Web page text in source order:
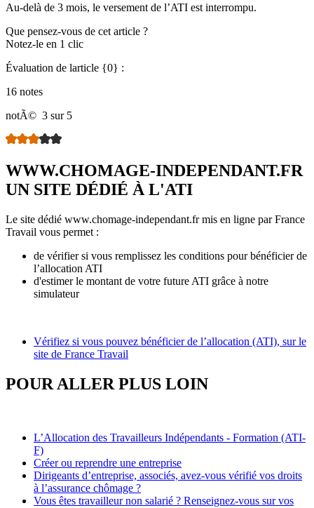
Au-delà de 3 mois, le versement de l’ATI est interrompu.
Que pensez-vous de cet article ?
Notez-le en 1 clic
Évaluation de larticle {0} :
16 notes
notÃ© 3 sur 5
WWW.CHOMAGE-INDEPENDANT.FR
UN SITE DÉDIÉ À L'ATI
Le site dédié www.chomage-independant.fr mis en ligne par France
Travail vous permet :
de vérifier si vous remplissez les conditions pour bénéficier de
l’allocation ATI
d'estimer le montant de votre future ATI grâce à notre
simulateur
Vérifiez si vous pouvez bénéficier de l’allocation (ATI), sur le
site de France Travail
POUR ALLER PLUS LOIN
L’Allocation des Travailleurs Indépendants - Formation (ATI-
F)
Créer ou reprendre une entreprise
Dirigeants d’entreprise, associés, avez-vous vérifié vos droits
à l’assurance chômage ?
Vous êtes travailleur non salarié ? Renseignez-vous sur vos